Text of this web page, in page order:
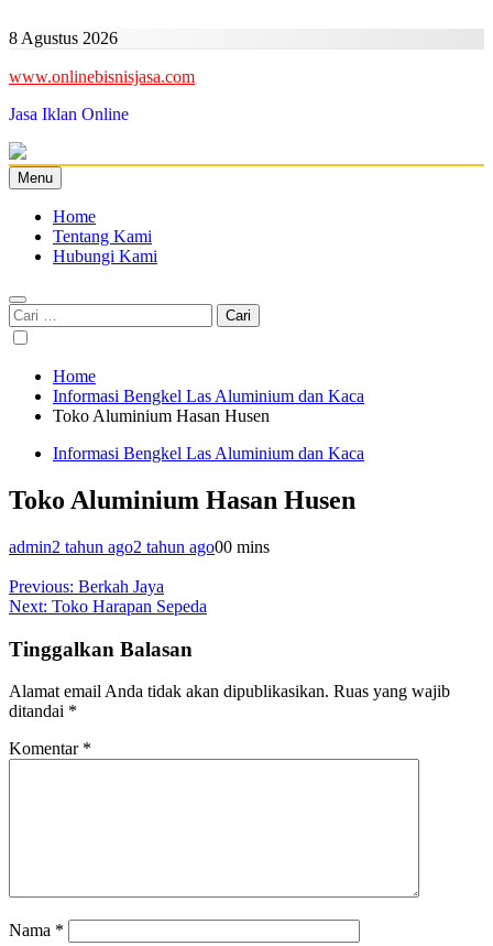
to
8 Agustus 2026
www.onlinebisnisjasa.com
Jasa Iklan Online
Menu
Home
Tentang Kami
Hubungi Kami
Cari
untuk:
Home
Informasi Bengkel Las Aluminium dan Kaca
Toko Aluminium Hasan Husen
Informasi Bengkel Las Aluminium dan Kaca
Toko Aluminium Hasan Husen
admin2 tahun ago2 tahun ago00 mins
Navigasi
pos
Previous: Berkah Jaya
Next: Toko Harapan Sepeda
Tinggalkan Balasan
Alamat email Anda tidak akan dipublikasikan. Ruas yang wajib
ditandai *
Komentar *
Nama *